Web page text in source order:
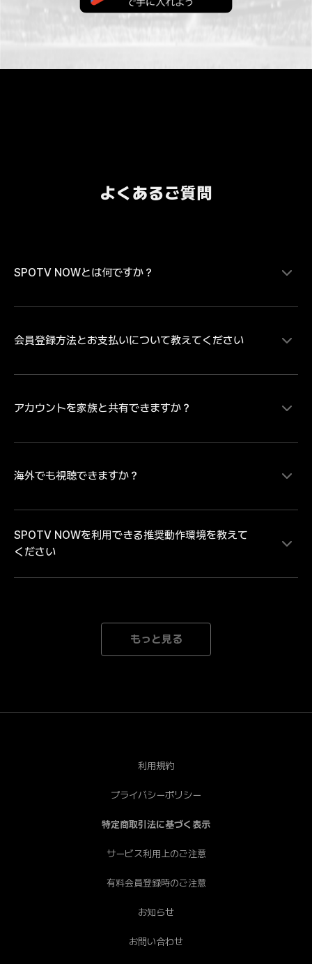
よくあるご質問
SPOTV NOWとは何ですか？
MLB、サウジ・プロフェッショナルリーグの試合をラ
平ら日本を代表するプレイヤーの試合を中心にレギュラ
配信。MLB日本人選手ダイジェスト映像や試合ハイラ
録をしていただければどなたでも無料で視聴いただけま
登録後に有料会員への登録が必要となります。
会員登録方法とお支払いについて教えてください
SPOTV NOWの有料コンテンツをご視聴いただく場
お支払い方法のご登録にあたり Android端末のアプリか
play決済」 iOS端末のアプリからお支払い方法をご登録
のため、「クレジット/デビットカード、モバイルキャ
パス」の購入をご希望の場合は、SPOTV NOWのWEB
ページからお手続きを進めてください。※ご登録完了後
は、ご登録のメールアドレスとパスワードにてログイン
アカウントを家族と共有できますか？
各アカウントには、1人のユーザーのみがアクセスでき
と、自動的にログアウトされます。
海外でも視聴できますか？
SPOTV NOWは日本向けのサービスです。海外ではご
利用いただけません。中継権と著作権の範囲外にある海
外では、接続を遮断しております。海外中継者の権利を
解とご了承のほどよろしくお願いいたします。
SPOTV NOWを利用できる推奨動作環境を教えて
ください
以上のデバイスをご利用の場合でも、機器の性能が低下
された場合にはご利用になれない場合がございます。
す。
もっと見る
利用規約
プライバシーポリシー
特定商取引法に基づく表示
サービス利用上のご注意
有料会員登録時のご注意
お知らせ
お問い合わせ